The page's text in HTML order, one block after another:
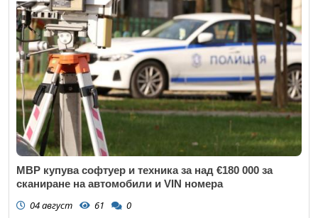
МВР купува софтуер и техника за над €180 000 за
сканиране на автомобили и VIN номера
04 август 61 0